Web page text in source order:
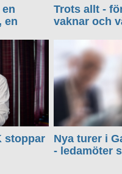
en
Trots allt -
vaknar och
stoppar
Nya turer i
- ledamöter